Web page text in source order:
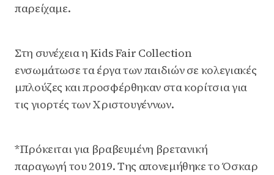
παρείχαμε.
Στη συνέχεια η Kids Fair Collection
ενσωμάτωσε τα έργα των παιδιών σε κολεγιακές
μπλούζες και προσφέρθηκαν στα κορίτσια για
τις γιορτές των Χριστουγέννων.
*Πρόκειται για βραβευμένη βρετανική
παραγωγή του 2019. Της απονεμήθηκε το Όσκαρ